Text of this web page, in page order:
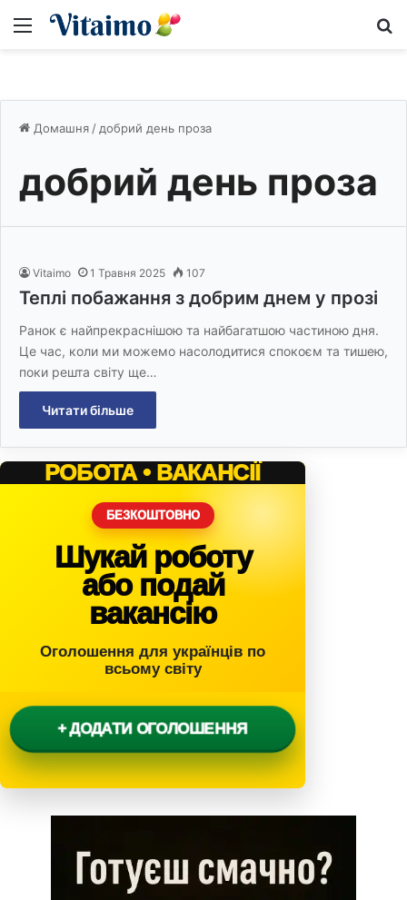
Меню
Домашня / добрий день проза
добрий день проза
Vitaimo 1 Травня 2025 107
Теплі побажання з добрим днем у прозі
Ранок є найпрекраснішою та найбагатшою частиною дня.
Це час, коли ми можемо насолодитися спокоєм та тишею,
поки решта світу ще…
Читати більше
РОБОТА • ВАКАНСІЇ
БЕЗКОШТОВНО
Шукай роботу
або подай
вакансію
Оголошення для українців по
всьому світу
+ ДОДАТИ ОГОЛОШЕННЯ